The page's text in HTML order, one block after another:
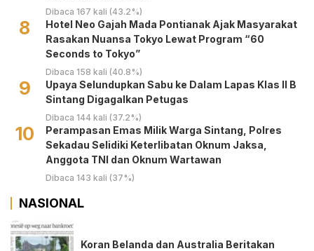
Dibaca 167 kali (43.2%)
8
Hotel Neo Gajah Mada Pontianak Ajak Masyarakat
Rasakan Nuansa Tokyo Lewat Program “60
Seconds to Tokyo”
Dibaca 158 kali (40.8%)
9
Upaya Selundupkan Sabu ke Dalam Lapas Klas II B
Sintang Digagalkan Petugas
Dibaca 144 kali (37.2%)
10
Perampasan Emas Milik Warga Sintang, Polres
Sekadau Selidiki Keterlibatan Oknum Jaksa,
Anggota TNI dan Oknum Wartawan
Dibaca 143 kali (37%)
NASIONAL
Koran Belanda dan Australia Beritakan